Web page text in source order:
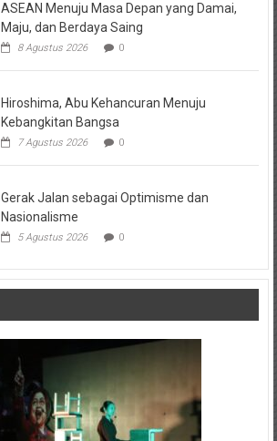
ASEAN Menuju Masa Depan yang Damai,
Maju, dan Berdaya Saing
8 Agustus 2026 0
Hiroshima, Abu Kehancuran Menuju
Kebangkitan Bangsa
7 Agustus 2026 0
Gerak Jalan sebagai Optimisme dan
Nasionalisme
5 Agustus 2026 0